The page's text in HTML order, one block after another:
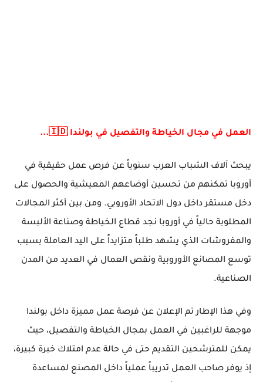
العمل في مجال الخياطة والتفصيل في بولندا 🇮🇩...
يبحث آلاف الشباب العرب سنوياً عن فرص عمل حقيقية في
أوروبا تمكنهم من تحسين أوضاعهم المعيشية والحصول على
دخل مستقر داخل دول الاتحاد الأوروبي. ومن بين أكثر المجالات
المطلوبة حالياً في أوروبا نجد قطاع الخياطة وصناعة الألبسة
والمفروشات الذي يشهد طلباً متزايداً على اليد العاملة بسبب
توسع المصانع الأوروبية ونقص العمال في العديد من المدن
الصناعية.
وفي هذا الإطار تم الإعلان عن فرصة عمل مميزة داخل بولندا
موجهة للراغبين في العمل بمجال الخياطة والتفصيل، حيث
يمكن للمترشحين التقديم حتى في حالة عدم امتلاك خبرة كبيرة،
إذ يوفر صاحب العمل تدريباً عملياً داخل المصنع لمساعدة